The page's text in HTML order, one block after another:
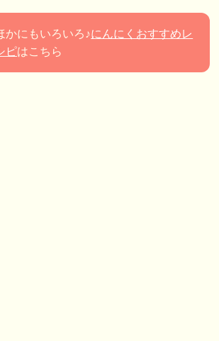
かにもいろいろ♪にんにくおすすめレ
ピはこちら